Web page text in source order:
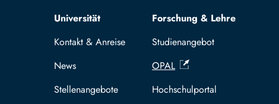
Top navigation
Universität
Kontakt & Anreise
News
Stellenangebote
Forschung & Lehre
Studienangebot
OPAL
Hochschulportal